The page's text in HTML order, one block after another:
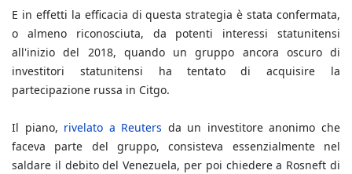
E in effetti la efficacia di questa strategia è stata confermata,
o almeno riconosciuta, da potenti interessi statunitensi
all'inizio del 2018, quando un gruppo ancora oscuro di
investitori statunitensi ha tentato di acquisire la
partecipazione russa in Citgo.
Il piano, rivelato a Reuters da un investitore anonimo che
faceva parte del gruppo, consisteva essenzialmente nel
saldare il debito del Venezuela, per poi chiedere a Rosneft di